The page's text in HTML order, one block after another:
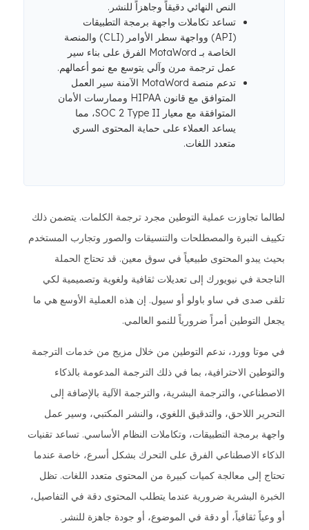
النص النهائي دقيقاً وجاهزاً للنشر.
تساعد تكاملات واجهة برمجة التطبيقات
(API) وواجهة سطر الأوامر (CLI) والمنصة
الخاصة بـ MotaWord الفرق على بناء سير
عمل ترجمة مرن وآلي يتوسع مع نمو أعمالهم.
تدعم منصة MotaWord الآمنة سير العمل
المتوافق مع قانون HIPAA وممارسات الأمان
المتوافقة مع معيار SOC 2 Type II، مما
يساعد العملاء على حماية المحتوى السري
متعدد اللغات.
لطالما تجاوزت عملية التوطين مجرد ترجمة الكلمات. يتضمن ذلك
تكييف النبرة والمصطلحات والتنسيقات والصور وتجارب المستخدم
بحيث يبدو المحتوى طبيعياً في سوق معين. قد تحتاج الحملة
الناجحة في نيويورك إلى تعديلات ثقافية ولغوية وتصميمية لكي
تلقى صدى في ساو باولو أو سيول. إن هذه العملية الأوسع هي ما
يجعل التوطين أمراً ضرورياً للنمو العالمي.
في موتا وورد، ندعم التوطين من خلال مزيج من خدمات الترجمة
والتوطين الاحترافية، بما في ذلك الترجمة المدعومة بالذكاء
الاصطناعي، والترجمة البشرية، والترجمة الآلية بالإضافة إلى
التحرير اللاحق، والتدقيق اللغوي، والنشر المكتبي، وسير عمل
واجهة برمجة التطبيقات، وتكاملات النظام الأساسي. تساعد تقنيات
الذكاء الاصطناعي الفرق على التحرك بشكل أسرع، خاصة عندما
تحتاج إلى معالجة كميات كبيرة من المحتوى متعدد اللغات. تظل
الخبرة البشرية ضرورية عندما يتطلب المحتوى دقة في التفاصيل،
أو وعياً ثقافياً، أو دقة في الموضوع، أو جودة جاهزة للنشر.